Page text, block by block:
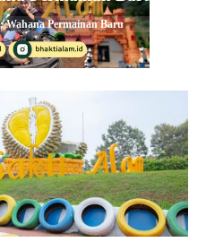
Wahana Permainan Baru